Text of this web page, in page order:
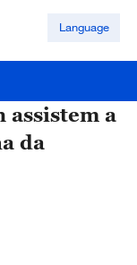
Language
assistem a
da